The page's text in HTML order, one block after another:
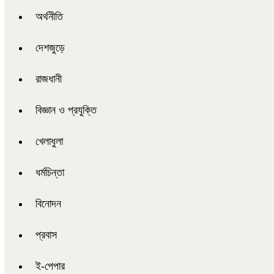
অর্থনীতি
দেশজুড়ে
রাজধানী
বিজ্ঞান ও প্রযুক্তি
খেলাধুলা
ধর্মচিন্তা
বিনোদন
প্রবাস
ই-পেপার